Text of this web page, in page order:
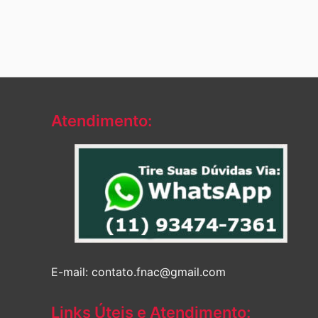
Atendimento:
E-mail: contato.fnac@gmail.com
Links Úteis e Atendimento: